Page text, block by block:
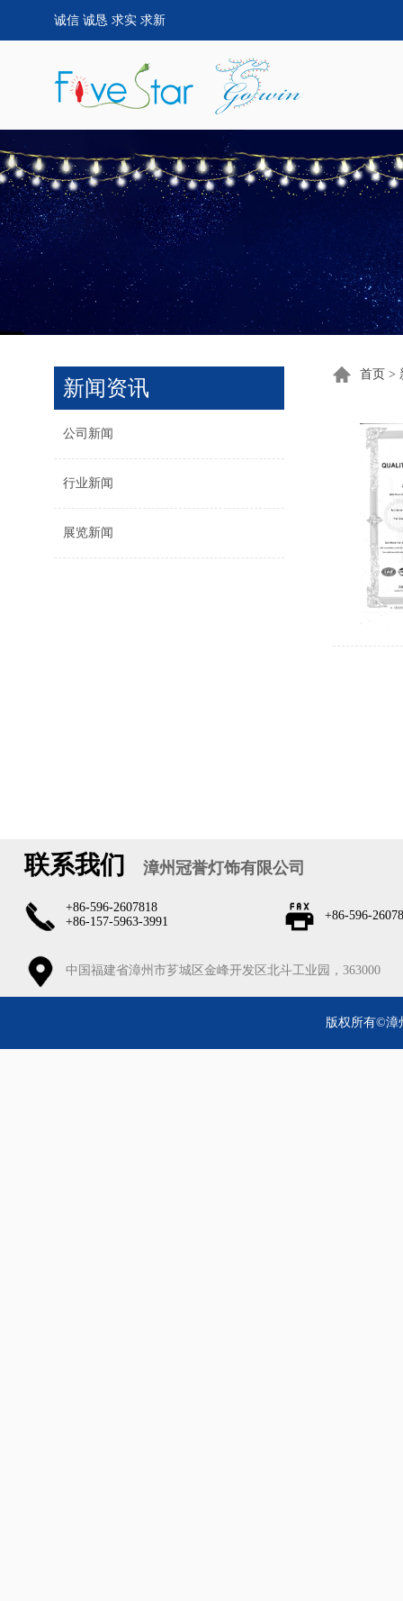
诚信 诚恳 求实 求新
新闻资讯
公司新闻
行业新闻
展览新闻
首页 >
联系我们 漳州冠誉灯饰有限公司
+86-596-2607818
+86-157-5963-3991
+86-596-
中国福建省漳州市芗城区金峰开发区北斗工业园，363000
版权所有©